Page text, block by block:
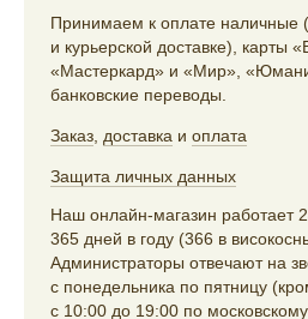
Принимаем к оплате наличные
и курьерской доставке), карты
«Мастеркард» и «Мир»,
банковские переводы.
Заказ доставка и оплата
Защита личных данных
Наш онлайн-магазин работает
365 дней в году (366 в
Администраторы отвечают на
с понедельника по пятницу
с 10:00 до 19:00 по